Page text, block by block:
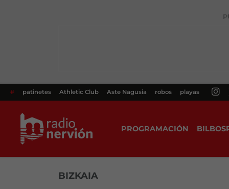
# patinetes Athletic Club Aste Nagusia robos playas
PROGRAMACIÓN
BIZKAIA